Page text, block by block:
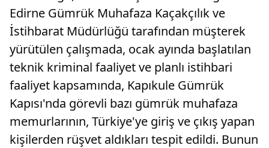
Edirne Gümrük Muhafaza Kaçakçılık ve
İstihbarat Müdürlüğü tarafından müşterek
yürütülen çalışmada, ocak ayında başlatılan
teknik kriminal faaliyet ve planlı istihbari
faaliyet kapsamında, Kapıkule Gümrük
Kapısı'nda görevli bazı gümrük muhafaza
memurlarının, Türkiye'ye giriş ve çıkış yapan
kişilerden rüşvet aldıkları tespit edildi. Bunun